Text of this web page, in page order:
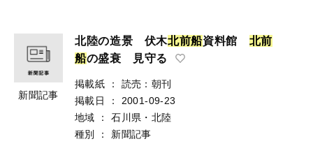
新聞記事
北陸の造景 伏木北前船資料館 北前
船の盛衰 見守る
掲載紙 ：
読売：朝刊
掲載日
：
2001-09-23
地域
：
石川県・北陸
種別
： 新聞記事